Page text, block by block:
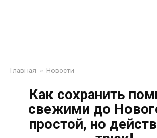
Главная » Новости
Как сохранить
свежими до
простой, но